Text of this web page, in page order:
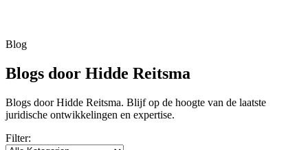
Blog
Blogs door Hidde Reitsma
Blogs door Hidde Reitsma. Blijf op de hoogte van de laatste
juridische ontwikkelingen en expertise.
Filter: